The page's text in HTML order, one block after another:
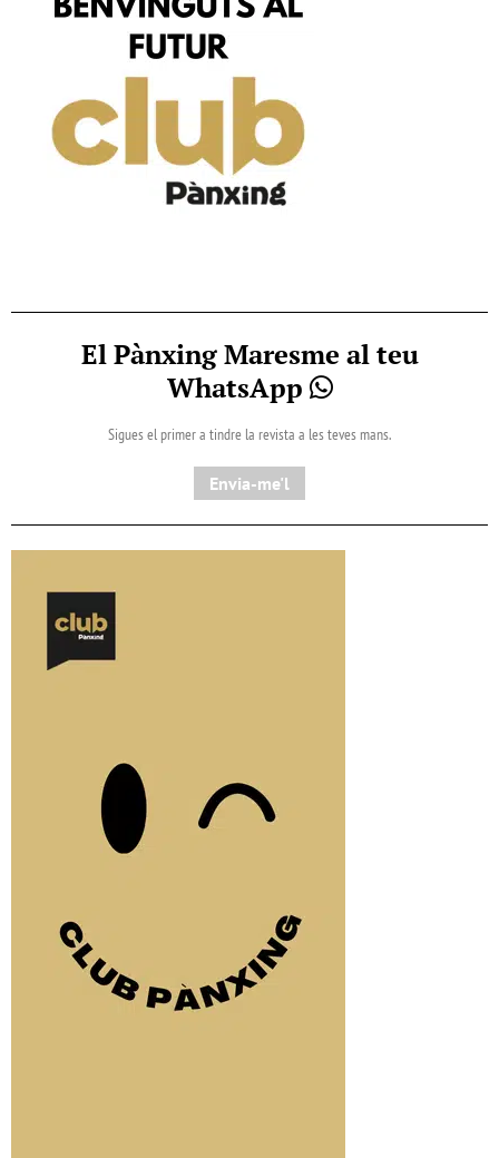
El Pànxing Maresme al teu
WhatsApp
Sigues el primer a tindre la revista a les teves mans.
Envia-me'l